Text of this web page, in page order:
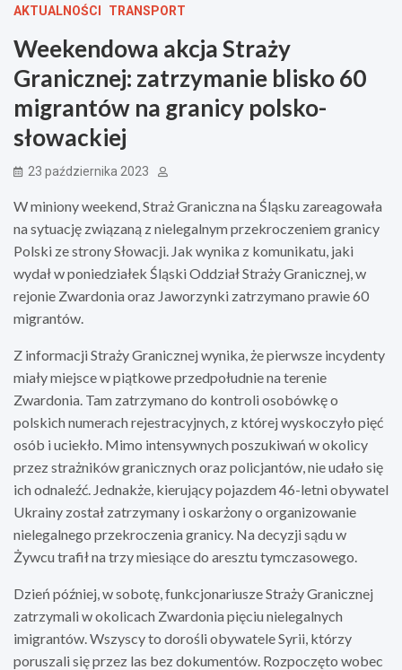
AKTUALNOŚCI TRANSPORT
Weekendowa akcja Straży
Granicznej: zatrzymanie blisko 60
migrantów na granicy polsko-
słowackiej
23 października 2023
W miniony weekend, Straż Graniczna na Śląsku zareagowała
na sytuację związaną z nielegalnym przekroczeniem granicy
Polski ze strony Słowacji. Jak wynika z komunikatu, jaki
wydał w poniedziałek Śląski Oddział Straży Granicznej, w
rejonie Zwardonia oraz Jaworzynki zatrzymano prawie 60
migrantów.
Z informacji Straży Granicznej wynika, że pierwsze incydenty
miały miejsce w piątkowe przedpołudnie na terenie
Zwardonia. Tam zatrzymano do kontroli osobówkę o
polskich numerach rejestracyjnych, z której wyskoczyło pięć
osób i uciekło. Mimo intensywnych poszukiwań w okolicy
przez strażników granicznych oraz policjantów, nie udało się
ich odnaleźć. Jednakże, kierujący pojazdem 46-letni obywatel
Ukrainy został zatrzymany i oskarżony o organizowanie
nielegalnego przekroczenia granicy. Na decyzji sądu w
Żywcu trafił na trzy miesiące do aresztu tymczasowego.
Dzień później, w sobotę, funkcjonariusze Straży Granicznej
zatrzymali w okolicach Zwardonia pięciu nielegalnych
imigrantów. Wszyscy to dorośli obywatele Syrii, którzy
poruszali się przez las bez dokumentów. Rozpoczęto wobec